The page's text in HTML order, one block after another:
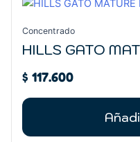
Concentrado
HILLS GATO
$ 117.600